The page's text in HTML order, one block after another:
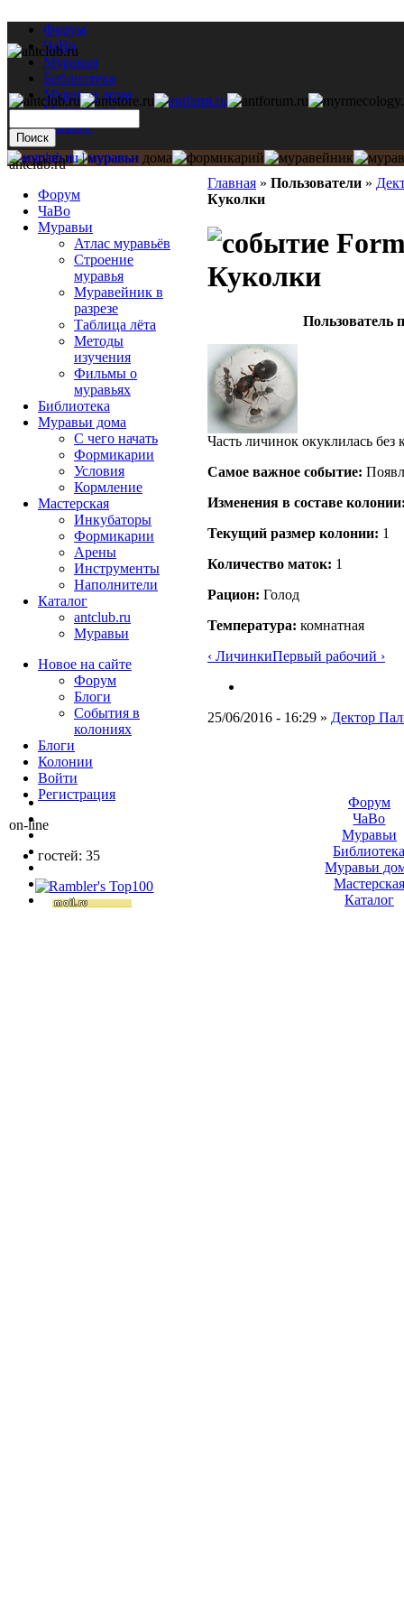
Форум
ЧаВо
Муравьи
Библиотека
Муравьи дома
Мастерская
Каталог
Главная » Пользователи »
Куколки
Куколки
Пользователь
Часть личинок окуклилась без
Самое важное событие:
Изменения в составе
Текущий размер кoлонии: 1
Количество маток: 1
Рацион: Голод
Температура: комнатная
‹ ЛичинкиПервый рабочий ›
25/06/2016 - 16:29 » Дектор
antclub.ru
Форум
ЧаВо
Муравьи
Атлас муравьёв
Строение
муравья
Муравейник в
разрезе
Таблица лёта
Методы
изучения
Фильмы о
муравьях
Библиотека
Муравьи дома
С чего начать
Формикарии
Условия
Кормление
Мастерская
Инкубаторы
Формикарии
Арены
Инструменты
Наполнители
Каталог
antclub.ru
Муравьи
Новое на сайте
Форум
Блоги
События в
колониях
Блоги
Колонии
Войти
Peгиcтpaция
on-line
гостей: 35
Форум
ЧаВо
Муравьи
Муравьи
Мастерская
Каталог